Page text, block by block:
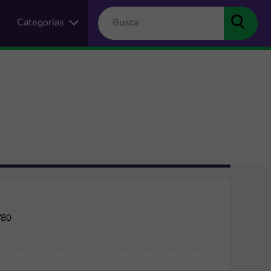
Categorías